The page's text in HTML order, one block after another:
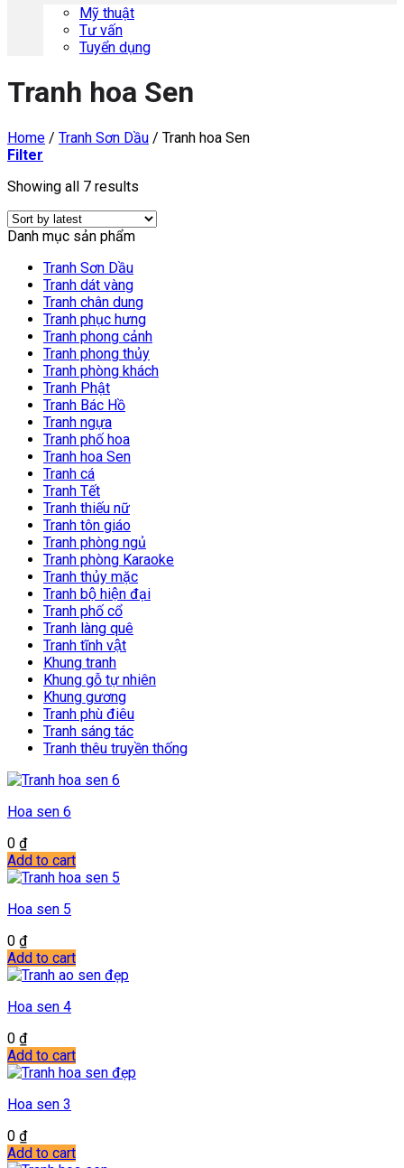
Mỹ thuật
Tư vấn
Tuyển dụng
Tranh hoa Sen
Home / Tranh Sơn Dầu / Tranh hoa Sen
Filter
Showing all 7 results
Danh mục sản phẩm
Tranh Sơn Dầu
Tranh dát vàng
Tranh chân dung
Tranh phục hưng
Tranh phong cảnh
Tranh phong thủy
Tranh phòng khách
Tranh Phật
Tranh Bác Hồ
Tranh ngựa
Tranh phố hoa
Tranh hoa Sen
Tranh cá
Tranh Tết
Tranh thiếu nữ
Tranh tôn giáo
Tranh phòng ngủ
Tranh phòng Karaoke
Tranh thủy mặc
Tranh bộ hiện đại
Tranh phố cổ
Tranh làng quê
Tranh tĩnh vật
Khung tranh
Khung gỗ tự nhiên
Khung gương
Tranh phù điêu
Tranh sáng tác
Tranh thêu truyền thống
Hoa sen 6
0 ₫
Add to cart
Hoa sen 5
0 ₫
Add to cart
Hoa sen 4
0 ₫
Add to cart
Hoa sen 3
0 ₫
Add to cart